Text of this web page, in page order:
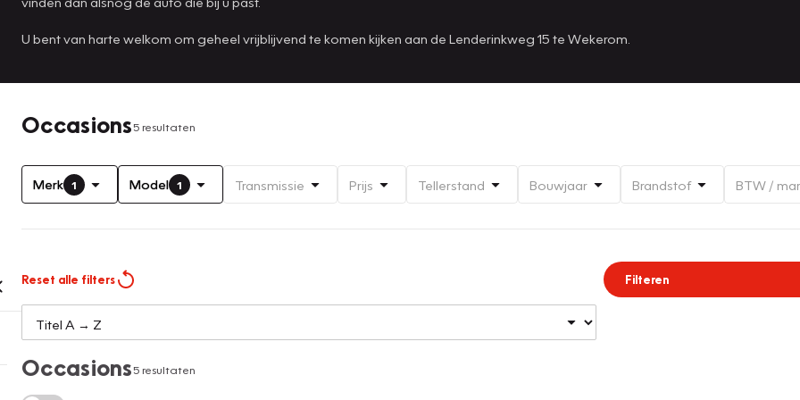
U bent van harte welkom om geheel vrijblijvend te komen kijken aan de Lenderinkweg 15 te Wekerom.
Occasions5 resultaten
Merk 1 Model 1 Transmissie Prijs Tellerstand Bouwjaar Brandstof BTW /
Reset alle filters Filteren
Occasions5 resultaten